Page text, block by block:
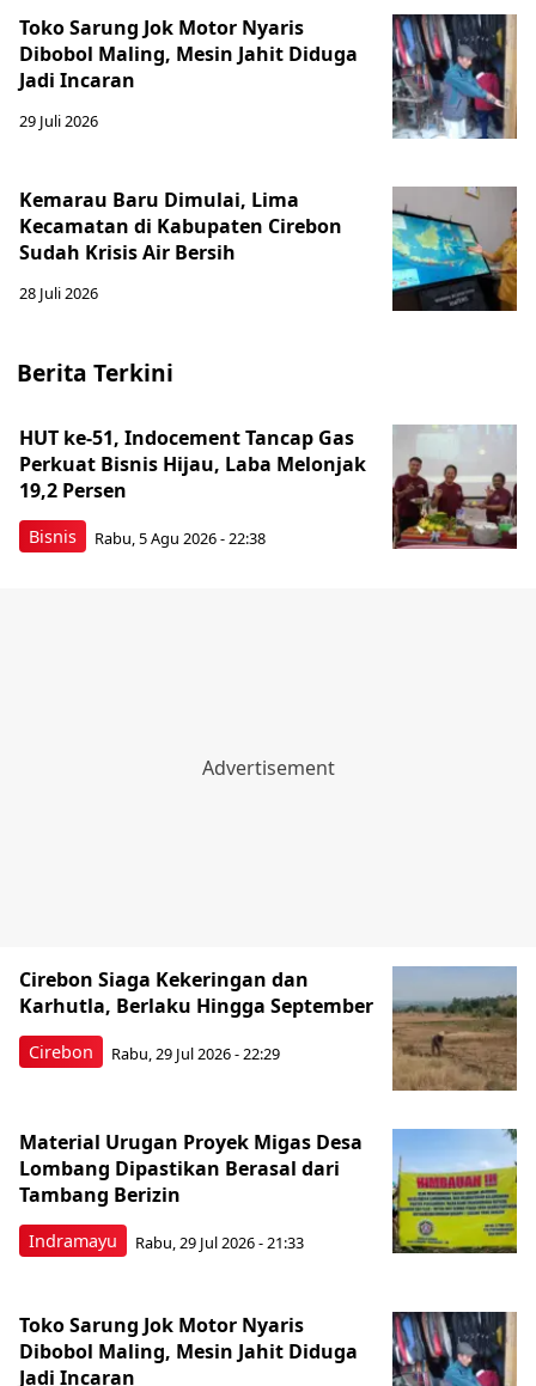
Toko Sarung Jok Motor Nyaris
Dibobol Maling, Mesin Jahit Diduga
Jadi Incaran
29 Juli 2026
Kemarau Baru Dimulai, Lima
Kecamatan di Kabupaten Cirebon
Sudah Krisis Air Bersih
28 Juli 2026
Berita Terkini
Bisnis
HUT ke-51, Indocement Tancap Gas
Perkuat Bisnis Hijau, Laba Melonjak
19,2 Persen
Rabu, 5 Agu 2026 - 22:38
Cirebon
Cirebon Siaga Kekeringan dan
Karhutla, Berlaku Hingga September
Rabu, 29 Jul 2026 - 22:29
Indramayu
Material Urugan Proyek Migas Desa
Lombang Dipastikan Berasal dari
Tambang Berizin
Rabu, 29 Jul 2026 - 21:33
Toko Sarung Jok Motor Nyaris
Dibobol Maling, Mesin Jahit Diduga
Jadi Incaran